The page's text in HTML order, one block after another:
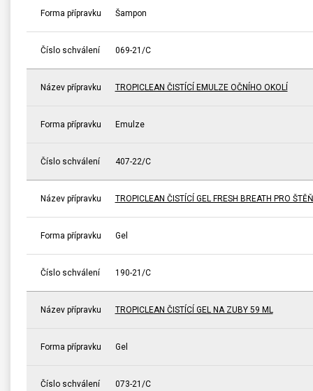
Forma přípravku Šampon
Číslo schválení 069-21/C
Název přípravku TROPICLEAN ČISTÍCÍ EMULZE OČNÍHO OKOLÍ
Forma přípravku Emulze
Číslo schválení 407-22/C
Název přípravku TROPICLEAN ČISTÍCÍ GEL FRESH BREATH PRO
Forma přípravku Gel
Číslo schválení 190-21/C
Název přípravku TROPICLEAN ČISTÍCÍ GEL NA ZUBY 59 ML
Forma přípravku Gel
Číslo schválení 073-21/C